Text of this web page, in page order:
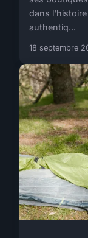
dans
authentiq...
18 septembre